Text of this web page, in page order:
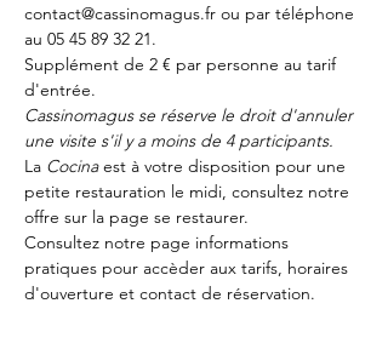
contact@cassinomagus.fr ou par téléphone
au 05 45 89 32 21.
Supplément de 2 € par personne au tarif
d'entrée.
Cassinomagus se réserve le droit d'annuler
une visite s'il y a moins de 4 participants.
La Cocina est à votre disposition pour une
petite restauration le midi, consultez notre
offre sur la page se restaurer.
Consultez notre page informations
pratiques pour accèder aux tarifs, horaires
d'ouverture et contact de réservation.